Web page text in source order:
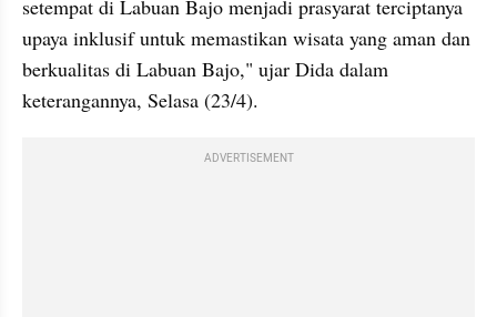
setempat di Labuan Bajo menjadi prasyarat terciptanya
upaya inklusif untuk memastikan wisata yang aman dan
berkualitas di Labuan Bajo," ujar Dida dalam
keterangannya, Selasa (23/4).
ADVERTISEMENT